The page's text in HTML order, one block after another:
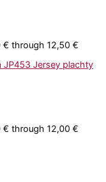
€ through 12,50 €
Jersey plachty
€ through 12,00 €